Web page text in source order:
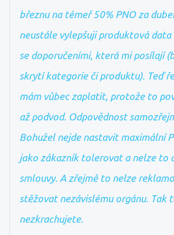
březnu na témeř 50% PNO za
neustále vylepšuji produktová data
se doporučeními, která mi posílají
skrytí kategorie či produktu). Teď
mám vůbec zaplatit, protože to
až podvod. Odpovědnost
Bohužel nejde nastavit maximální
jako zákazník tolerovat a nelze to
smlouvy. A zřejmě to nelze
stěžovat nezávislému orgánu. Tak
nezkrachujete.